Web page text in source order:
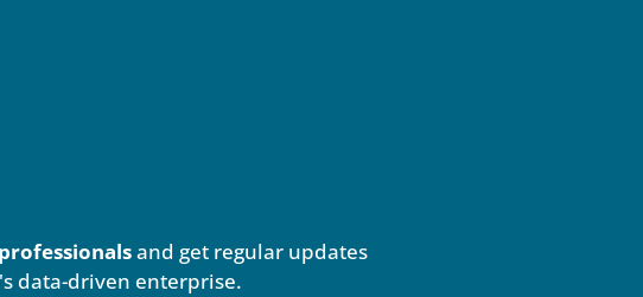
and get regular updates
data-driven enterprise.